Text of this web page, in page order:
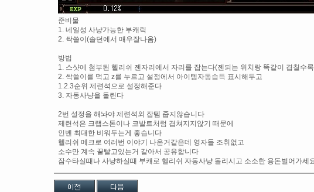
준비물
1. 네일성 사냥가능한 부캐릭
2. 싹쓸이(솔던에서 매우잘나옴)
방법
1. 스샷에 첨부된 헬리쉬 젠자리에서 자리를 잡는다(젠되는 위치랑 똑같이 겹칠수
2. 싹쓸이를 먹고 z를 누르고 설정에서 아이템자동습득 표시해두고
1.2.3순위 제련석으로 설정해준다
3. 자동사냥을 돌린다
2번 설정을 해놔야 제련석외 잡템 줍지않습니다
제련석은 크랩스톤이나 코발트처럼 겹쳐지지않기 때문에
인벤 최대한 비워두는게 좋습니다
헬리쉬 메크로 여러번 이야기 나온거같은데 영자들 조취없고
소수만 계속 꿀빨고있는거 같아서 공유합니다
잠수타실때나 사냥하실때 부캐로 헬리쉬 자동사냥 돌리시고 소소한 용돈벌어가세